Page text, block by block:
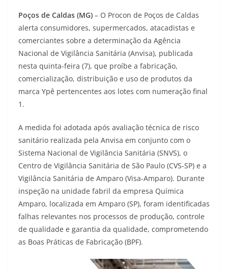
Poços de Caldas (MG) – O Procon de Poços de Caldas
alerta consumidores, supermercados, atacadistas e
comerciantes sobre a determinação da Agência
Nacional de Vigilância Sanitária (Anvisa), publicada
nesta quinta-feira (7), que proíbe a fabricação,
comercialização, distribuição e uso de produtos da
marca Ypê pertencentes aos lotes com numeração final
1.
A medida foi adotada após avaliação técnica de risco
sanitário realizada pela Anvisa em conjunto com o
Sistema Nacional de Vigilância Sanitária (SNVS), o
Centro de Vigilância Sanitária de São Paulo (CVS-SP) e a
Vigilância Sanitária de Amparo (Visa-Amparo). Durante
inspeção na unidade fabril da empresa Química
Amparo, localizada em Amparo (SP), foram identificadas
falhas relevantes nos processos de produção, controle
de qualidade e garantia da qualidade, comprometendo
as Boas Práticas de Fabricação (BPF).